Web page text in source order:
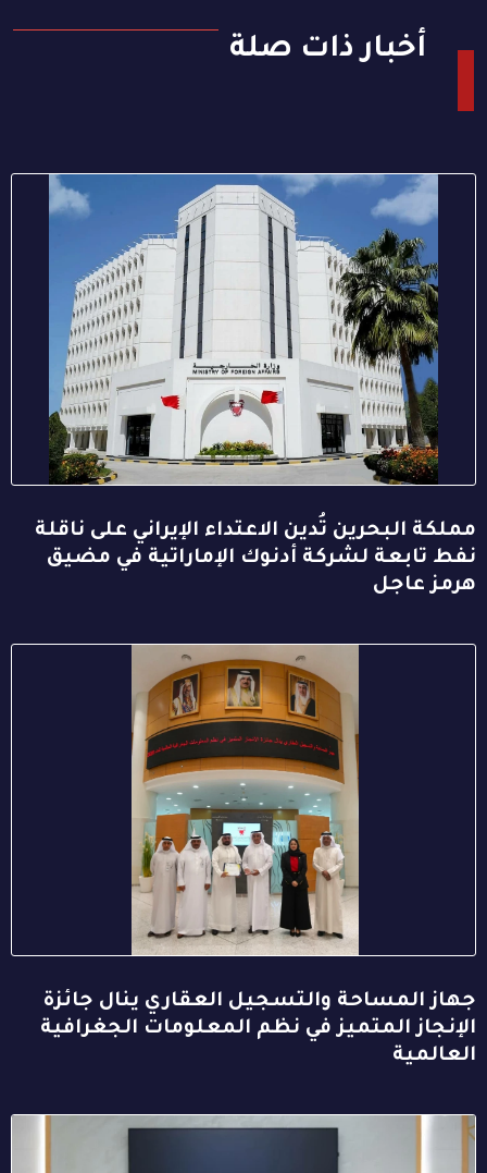
أخبار ذات صلة
مملكة البحرين تُدين الاعتداء الإيراني على ناقلة
نفط تابعة لشركة أدنوك الإماراتية في مضيق
هرمز عاجل
جهاز المساحة والتسجيل العقاري ينال جائزة
الإنجاز المتميز في نظم المعلومات الجغرافية
العالمية